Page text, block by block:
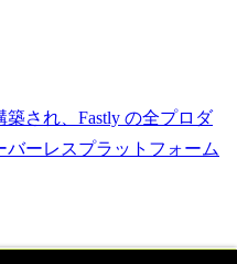
され、Fastly の全プロダ
ーレスプラットフォーム